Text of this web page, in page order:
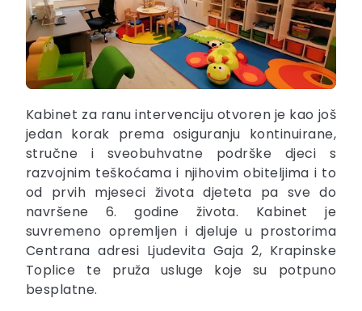
Kabinet za ranu intervenciju otvoren je kao još
jedan korak prema osiguranju kontinuirane,
stručne i sveobuhvatne podrške djeci s
razvojnim teškoćama i njihovim obiteljima i to
od prvih mjeseci života djeteta pa sve do
navršene 6. godine života. Kabinet je
suvremeno opremljen i djeluje u prostorima
Centrana adresi Ljudevita Gaja 2, Krapinske
Toplice te pruža usluge koje su potpuno
besplatne.